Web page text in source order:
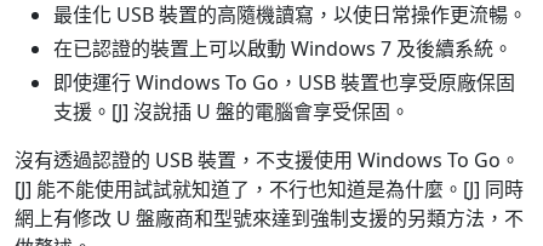
最佳化 USB 裝置的高隨機讀寫，以使日常操作更流暢。
在已認證的裝置上可以啟動 Windows 7 及後續系統。
即使運行 Windows To Go，USB 裝置也享受原廠保固
支援。[J] 沒說插 U 盤的電腦會享受保固。
沒有透過認證的 USB 裝置，不支援使用 Windows To Go。
[J] 能不能使用試試就知道了，不行也知道是為什麼。[J] 同時
網上有修改 U 盤廠商和型號來達到強制支援的另類方法，不